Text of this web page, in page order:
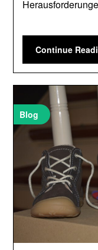
Continue
Blog